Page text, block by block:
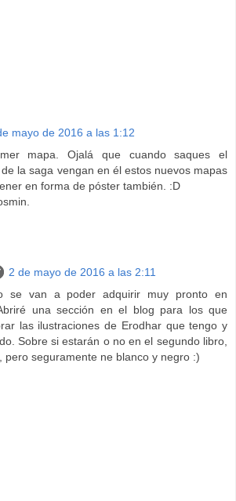
mayo de 2016 a las 1:12
mapa. Ojalá que cuando saques el
la saga vengan en él estos nuevos mapas
en forma de póster también. :D
2 de mayo de 2016 a las 2:11
se van a poder adquirir muy pronto en
una sección en el blog para los que
las ilustraciones de Erodhar que tengo y
Sobre si estarán o no en el segundo libro,
pero seguramente ne blanco y negro :)